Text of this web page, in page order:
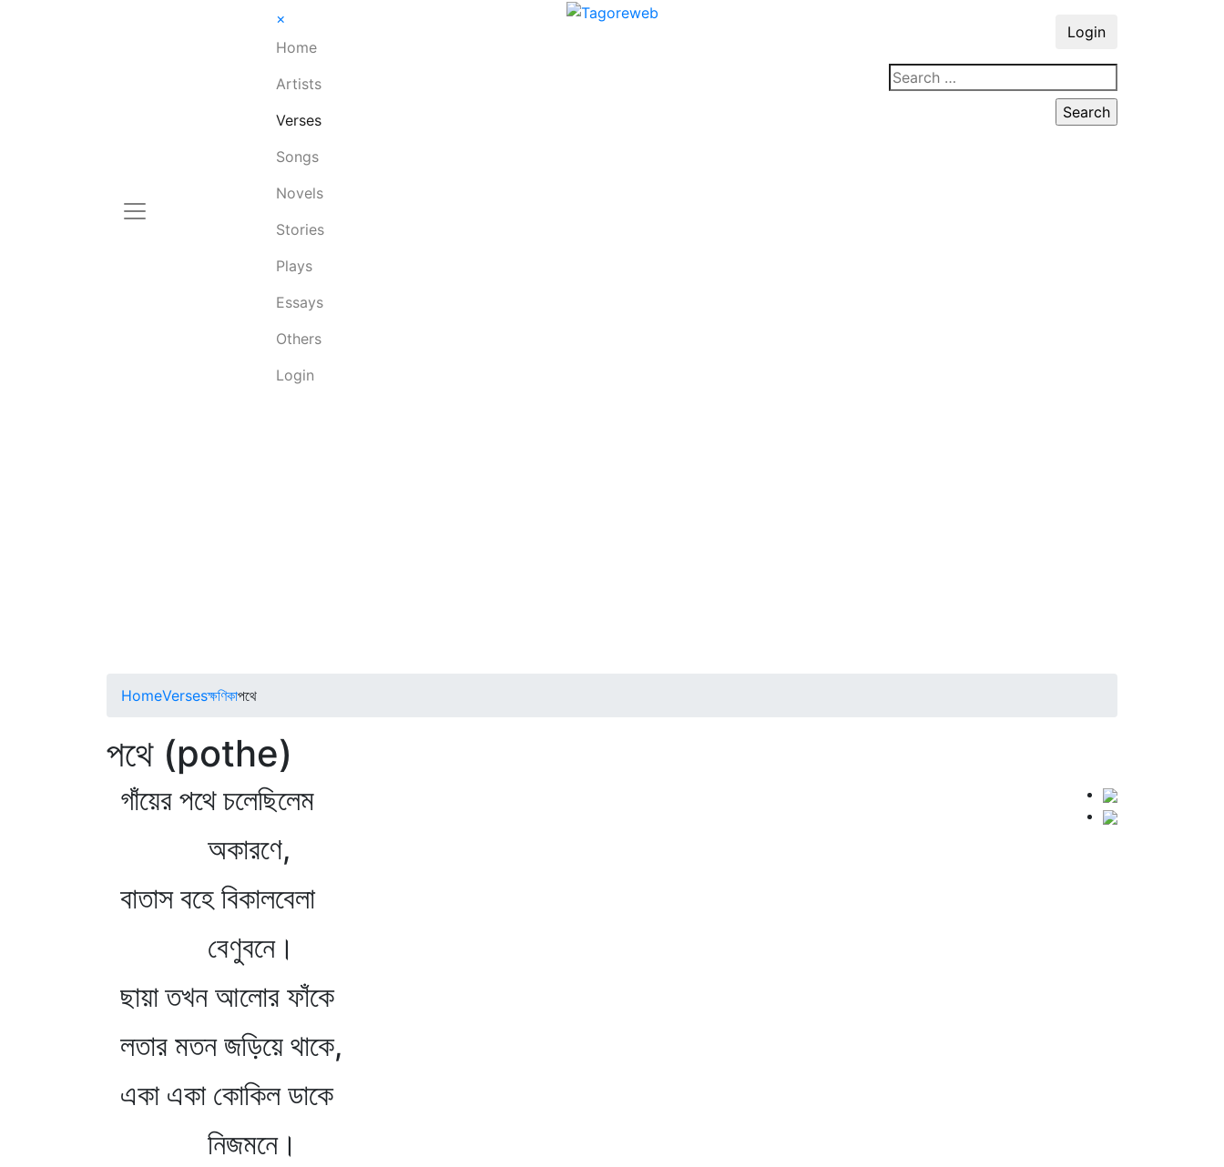
×
Home
Artists
Verses
Songs
Novels
Stories
Plays
Essays
Others
Login
Login
HomeVersesক্ষণিকাপথে
পথে (pothe)
গাঁয়ের পথে চলেছিলেম
অকারণে,
বাতাস বহে বিকালবেলা
বেণুবনে।
ছায়া তখন আলোর ফাঁকে
লতার মতন জড়িয়ে থাকে,
একা একা কোকিল ডাকে
নিজমনে।